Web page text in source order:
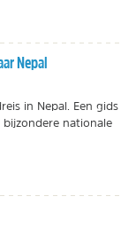
Nepal
in Nepal. Een gids
bijzondere nationale